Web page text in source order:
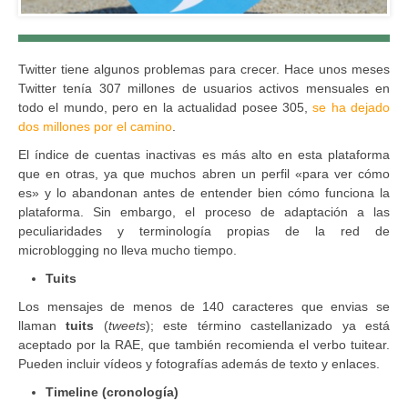
Twitter tiene algunos problemas para crecer. Hace unos meses
Twitter tenía 307 millones de usuarios activos mensuales en
todo el mundo, pero en la actualidad posee 305,se ha dejado
dos millones por el camino
El índice de cuentas inactivas es más alto en esta plataforma
que en otras, ya que muchos abren un perfil «para ver cómo
es» y lo abandonan antes de entender bien cómo funciona la
plataforma. Sin embargo, el proceso de adaptación a las
peculiaridades y terminología propias de la red de
microblogging no lleva mucho tiempo.
Tuits
Los mensajes de menos de 140 caracteres que envias se
llamantuits (tweets); este término castellanizado ya está
aceptado por la RAE, que también recomienda el verbo tuitear.
Pueden incluir vídeos y fotografías además de texto y enlaces.
Timeline (cronología)